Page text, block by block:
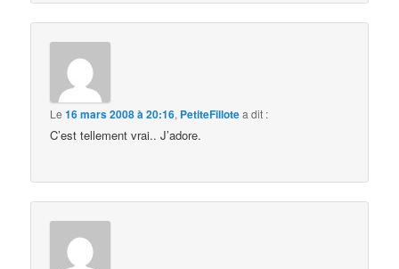
Le16 mars 2008 à 20:16, PetiteFillotea dit :
C’est tellement vrai.. J’adore.